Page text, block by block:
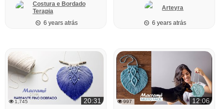
Costura e Bordado
Terapia
6 years atrás
Arteyra
6 years atrás
1,745
20:31
997
12:06